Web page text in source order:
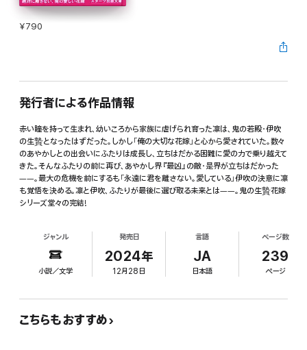
¥790
発行者による作品情報
赤い瞳を持って生まれ、幼いころから家族に虐げられ育った凛は、鬼の若殿・伊吹
の生贄となったはずだった。しかし「俺の大切な花嫁」と心から愛されていた。数々
のあやかしとの出会いにふたりは成長し、立ちはだかる困難に愛の力で乗り越えて
きた。そんなふたりの前に再び、あやかし界『最凶』の敵・是界が立ちはだかった
――。最大の危機を前にするも「永遠に君を離さない。愛している」伊吹の決意に凛
も覚悟を決める。凛と伊吹、ふたりが最後に選び取る未来とは――。鬼の生贄花嫁
シリーズ堂々の完結!
ジャンル
小説／文学
発売日
2024年
12月28日
言語
JA
日本語
ページ数
239
ページ
こちらもおすすめ